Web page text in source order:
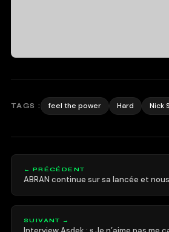
TAGS : feel the power Hard Nick
← PRÉCÉDENT
ABRAN continue sur sa lancée et
SUIVANT →